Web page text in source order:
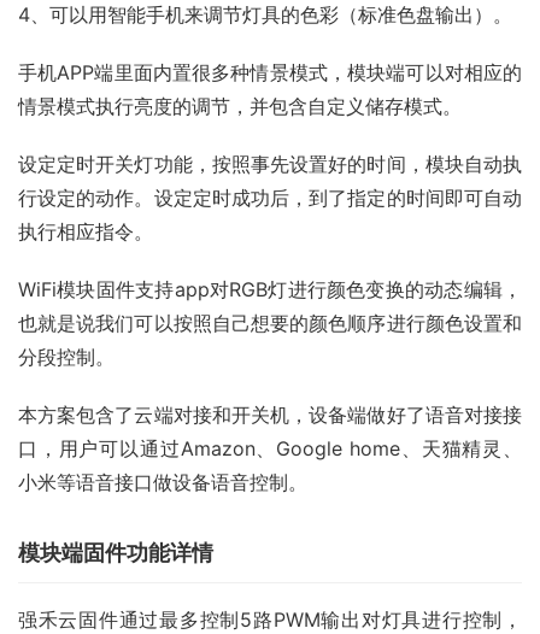
4、可以用智能手机来调节灯具的色彩（标准色盘输出）。
手机APP端里面内置很多种情景模式，模块端可以对相应的
情景模式执行亮度的调节，并包含自定义储存模式。
设定定时开关灯功能，按照事先设置好的时间，模块自动执
行设定的动作。设定定时成功后，到了指定的时间即可自动
执行相应指令。
WiFi模块固件支持app对RGB灯进行颜色变换的动态编辑，
也就是说我们可以按照自己想要的颜色顺序进行颜色设置和
分段控制。
本方案包含了云端对接和开关机，设备端做好了语音对接接
口，用户可以通过Amazon、Google home、天猫精灵、
小米等语音接口做设备语音控制。
模块端固件功能详情
强禾云固件通过最多控制5路PWM输出对灯具进行控制，